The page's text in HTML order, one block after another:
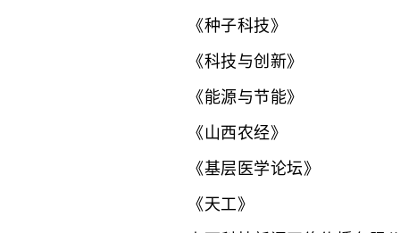
《种子科技》
《科技与创新》
《能源与节能》
《山西农经》
《基层医学论坛》
《天工》